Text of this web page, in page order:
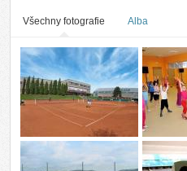
Všechny fotografie Alba